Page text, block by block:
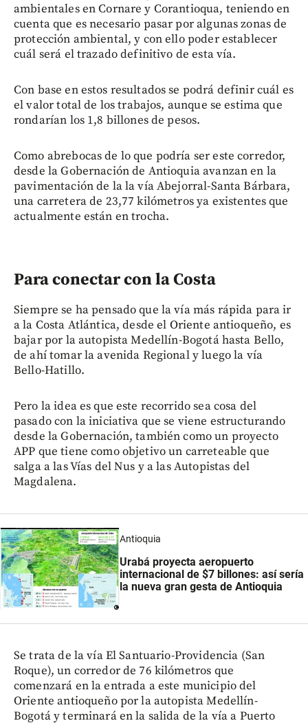
ambientales en Cornare y Corantioqua, teniendo en
cuenta que es necesario pasar por algunas zonas de
protección ambiental, y con ello poder establecer
cuál será el trazado definitivo de esta vía.
Con base en estos resultados se podrá definir cuál es
el valor total de los trabajos, aunque se estima que
rondarían los 1,8 billones de pesos.
Como abrebocas de lo que podría ser este corredor,
desde la Gobernación de Antioquia avanzan en la
pavimentación de la la vía Abejorral-Santa Bárbara,
una carretera de 23,77 kilómetros ya existentes que
actualmente están en trocha.
Para conectar con la Costa
Siempre se ha pensado que la vía más rápida para ir
a la Costa Atlántica, desde el Oriente antioqueño, es
bajar por la autopista Medellín-Bogotá hasta Bello,
de ahí tomar la avenida Regional y luego la vía
Bello-Hatillo.
Pero la idea es que este recorrido sea cosa del
pasado con la iniciativa que se viene estructurando
desde la Gobernación, también como un proyecto
APP que tiene como objetivo un carreteable que
salga a las Vías del Nus y a las Autopistas del
Magdalena.
Antioquia
Urabá proyecta aeropuerto
internacional de $7 billones: así sería
la nueva gran gesta de Antioquia
Se trata de la vía El Santuario-Providencia (San
Roque), un corredor de 76 kilómetros que
comenzará en la entrada a este municipio del
Oriente antioqueño por la autopista Medellín-
Bogotá y terminará en la salida de la vía a Puerto